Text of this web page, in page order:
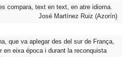
compara, text en text, en atre idioma.
José Martínez Ruiz (Azorín)
que va aplegar des del sur de França,
eixa época i durant la reconquista